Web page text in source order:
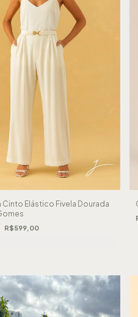
Cinto Elástico Fivela Dourada
R$599,00